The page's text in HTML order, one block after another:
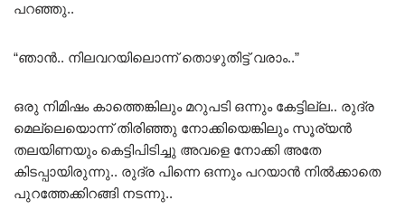
പറഞ്ഞു..
“ഞാൻ.. നിലവറയിലൊന്ന് തൊഴുതിട്ട് വരാം..”
ഒരു നിമിഷം കാത്തെങ്കിലും മറുപടി ഒന്നും കേട്ടില്ല.. രുദ്ര
മെല്ലെയൊന്ന് തിരിഞ്ഞു നോക്കിയെങ്കിലും സൂര്യൻ
തലയിണയും കെട്ടിപിടിച്ചു അവളെ നോക്കി അതേ
കിടപ്പായിരുന്നു.. രുദ്ര പിന്നെ ഒന്നും പറയാൻ നിൽക്കാതെ
പുറത്തേക്കിറങ്ങി നടന്നു..